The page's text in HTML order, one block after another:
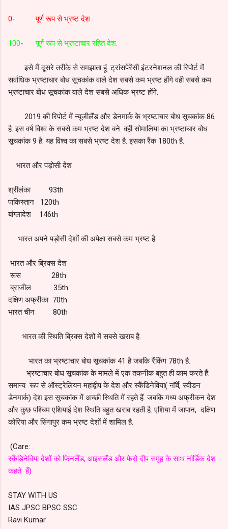
0- पूर्ण रूप से भ्रष्ट देश
100- पूर्ण रूप से भ्रष्टाचार रहित देश.
इसे मैं दूसरे तरीके से समझाता हूं. ट्रांसपेरेंसी इंटरनेशनल की रिपोर्ट में
सर्वाधिक भ्रष्टाचार बोध सूचकांक वाले देश सबसे कम भ्रष्ट होंगे वही सबसे कम
भ्रष्टाचार बोध सूचकांक वाले देश सबसे अधिक भ्रष्ट होंगे.
2019 की रिपोर्ट में न्यूजीलैंड और डेनमार्क के भ्रष्टाचार बोध सूचकांक 86
है. इस वर्ष विश्व के सबसे कम भ्रष्ट देश बने. वही सोमालिया का भ्रष्टाचार बोध
सूचकांक 9 है. यह विश्व का सबसे भ्रष्ट देश है. इसका रैंक 180th है.
भारत और पड़ोसी देश
श्रीलंका 93th
पाकिस्तान 120th
बांग्लादेश 146th
भारत अपने पड़ोसी देशों की अपेक्षा सबसे कम भ्रष्ट है.
भारत और ब्रिक्स देश
रूस 28th
ब्राजील 35th
दक्षिण अफ्रीका 70th
भारत चीन 80th
भारत की स्थिति ब्रिक्स देशों में सबसे खराब है.
भारत का भ्रष्टाचार बोध सूचकांक 41 है जबकि रैंकिंग 78th है.
भ्रष्टाचार बोध सूचकांक के मामले में एक तकनीक बहुत ही काम करते हैं.
समान्य रूप से ऑस्ट्रेलियन महाद्वीप के देश और स्कैंडिनेविया( नॉर्वे, स्वीडन
डेनमार्क) देश इस सूचकांक में अच्छी स्थिति में रहते हैं. जबकि मध्य अफ्रीकन देश
और कुछ पश्चिम एशियाई देश स्थिति बहुत खराब रहती है. एशिया में जापान, दक्षिण
कोरिया और सिंगापुर कम भ्रष्ट देशों में शामिल है.
(Care:
स्कैंडिनेविया देशों को फिनलैंड, आइसलैंड और फेरो दीप समूह के साथ नॉर्डिक देश
कहते हैं)
STAY WITH US
IAS JPSC BPSC SSC
Ravi Kumar